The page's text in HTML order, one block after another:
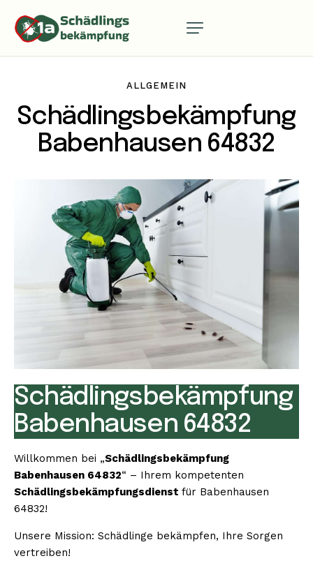
ALLGEMEIN
Schädlingsbekämpfung
Babenhausen 64832
Schädlingsbekämpfung
Babenhausen 64832
Willkommen bei „Schädlingsbekämpfung
Babenhausen 64832“ – Ihrem kompetenten
Schädlingsbekämpfungsdienst für Babenhausen
64832!
Unsere Mission: Schädlinge bekämpfen, Ihre Sorgen
vertreiben!